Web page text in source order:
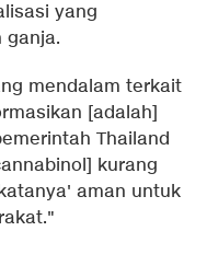
yang
ganja.
mendalam terkait
[adalah]
Thailand
kurang
aman untuk